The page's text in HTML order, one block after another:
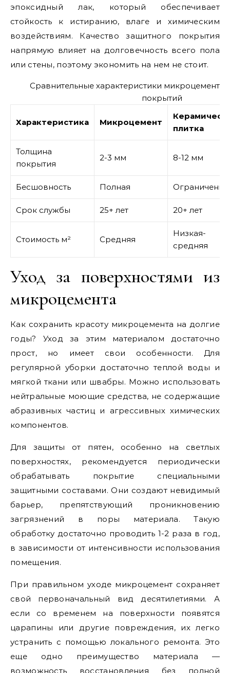
эпоксидный лак, который обеспечивает
стойкость к истиранию, влаге и химическим
воздействиям. Качество защитного покрытия
напрямую влияет на долговечность всего пола
или стены, поэтому экономить на нем не стоит.
Сравнительные характеристики микроцемента
покрытий
Характеристика Микроцемент
плитка
Толщина
покрытия
2-3 мм 8-12 мм
Бесшовность Полная
Срок службы 25+ лет 20+ лет
Стоимость м² Средняя
Низкая-
средняя
Уход за поверхностями из
микроцемента
Как сохранить красоту микроцемента на долгие
годы? Уход за этим материалом достаточно
прост, но имеет свои особенности. Для
регулярной уборки достаточно теплой воды и
мягкой ткани или швабры. Можно использовать
нейтральные моющие средства, не содержащие
абразивных частиц и агрессивных химических
компонентов.
Для защиты от пятен, особенно на светлых
поверхностях, рекомендуется периодически
обрабатывать покрытие специальными
защитными составами. Они создают невидимый
барьер, препятствующий проникновению
загрязнений в поры материала. Такую
обработку достаточно проводить 1-2 раза в год,
в зависимости от интенсивности использования
помещения.
При правильном уходе микроцемент сохраняет
свой первоначальный вид десятилетиями. А
если со временем на поверхности появятся
царапины или другие повреждения, их легко
устранить с помощью локального ремонта. Это
еще одно преимущество материала —
возможность восстановления без полной